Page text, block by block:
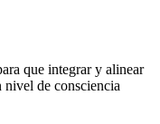
que integrar y alinear
nivel de consciencia